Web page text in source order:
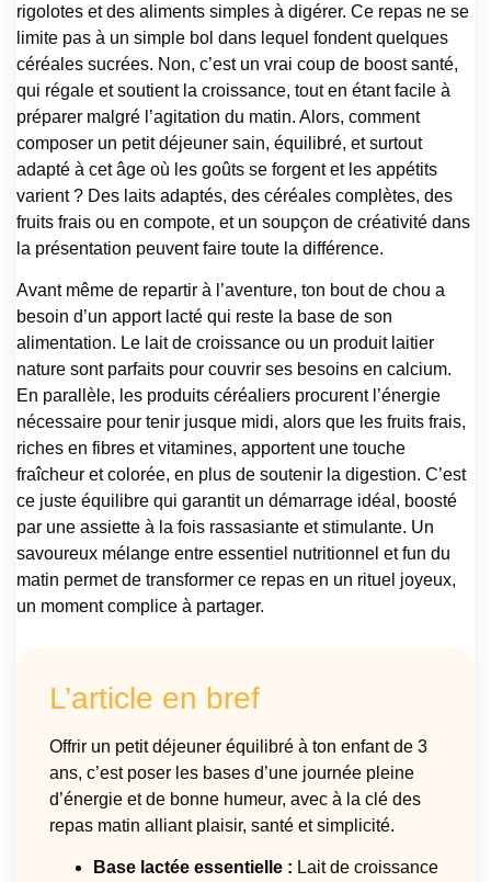
rigolotes et des aliments simples à digérer. Ce repas ne se
limite pas à un simple bol dans lequel fondent quelques
céréales sucrées. Non, c’est un vrai coup de boost santé,
qui régale et soutient la croissance, tout en étant facile à
préparer malgré l’agitation du matin. Alors, comment
composer un petit déjeuner sain, équilibré, et surtout
adapté à cet âge où les goûts se forgent et les appétits
varient ? Des laits adaptés, des céréales complètes, des
fruits frais ou en compote, et un soupçon de créativité dans
la présentation peuvent faire toute la différence.
Avant même de repartir à l’aventure, ton bout de chou a
besoin d’un apport lacté qui reste la base de son
alimentation. Le lait de croissance ou un produit laitier
nature sont parfaits pour couvrir ses besoins en calcium.
En parallèle, les produits céréaliers procurent l’énergie
nécessaire pour tenir jusque midi, alors que les fruits frais,
riches en fibres et vitamines, apportent une touche
fraîcheur et colorée, en plus de soutenir la digestion. C’est
ce juste équilibre qui garantit un démarrage idéal, boosté
par une assiette à la fois rassasiante et stimulante. Un
savoureux mélange entre essentiel nutritionnel et fun du
matin permet de transformer ce repas en un rituel joyeux,
un moment complice à partager.
L’article en bref
Offrir un petit déjeuner équilibré à ton enfant de 3
ans, c’est poser les bases d’une journée pleine
d’énergie et de bonne humeur, avec à la clé des
repas matin alliant plaisir, santé et simplicité.
Base lactée essentielle : Lait de croissance